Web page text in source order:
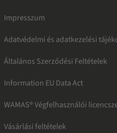
Impresszum
Adatvédelmi és adatkezelési
Általános Szerződési Feltételek
Information EU Data Act
WAMAS® Végfelhasználói
Vásárlási feltételek